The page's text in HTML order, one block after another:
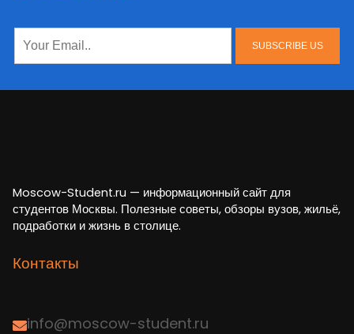
Moscow-Student.ru — информационный сайт для
студентов Москвы. Полезные советы, обзоры вузов, жильё,
подработки и жизнь в столице.
Контакты
info@moscow-student.ru